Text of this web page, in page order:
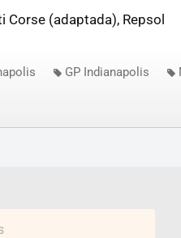
Corse (adaptada), Repsol
GP Indianapolis